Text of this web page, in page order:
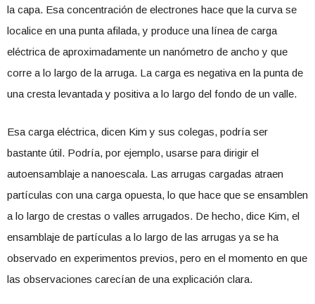
la capa. Esa concentración de electrones hace que la curva se
localice en una punta afilada, y produce una línea de carga
eléctrica de aproximadamente un nanómetro de ancho y que
corre a lo largo de la arruga. La carga es negativa en la punta de
una cresta levantada y positiva a lo largo del fondo de un valle.
Esa carga eléctrica, dicen Kim y sus colegas, podría ser
bastante útil. Podría, por ejemplo, usarse para dirigir el
autoensamblaje a nanoescala. Las arrugas cargadas atraen
partículas con una carga opuesta, lo que hace que se ensamblen
a lo largo de crestas o valles arrugados. De hecho, dice Kim, el
ensamblaje de partículas a lo largo de las arrugas ya se ha
observado en experimentos previos, pero en el momento en que
las observaciones carecían de una explicación clara.